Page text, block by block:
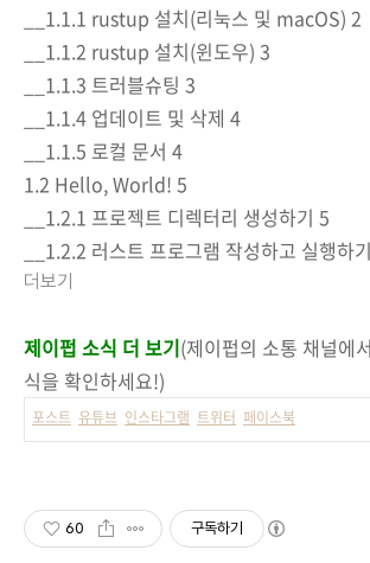
__1.1.1 rustup 설치(리눅스 및 macOS) 2
__1.1.2 rustup 설치(윈도우) 3
__1.1.3 트러블슈팅 3
__1.1.4 업데이트 및 삭제 4
__1.1.5 로컬 문서 4
1.2 Hello, World! 5
__1.2.1 프로젝트 디렉터리 생성하기 5
__1.2.2 러스트 프로그램 작성하고 실행하
더보기
제이펍 소식 더 보기(제이펍의 소통 채널에
식을 확인하세요!)
포스트 유튜브 인스타그램 트위터 페이스북
60 구독하기